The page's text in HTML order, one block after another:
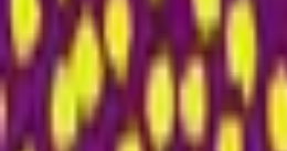
News
Favoris
Compte